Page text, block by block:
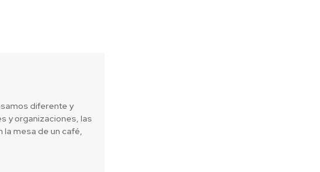
diferente y
y organizaciones, las
la mesa de un café,